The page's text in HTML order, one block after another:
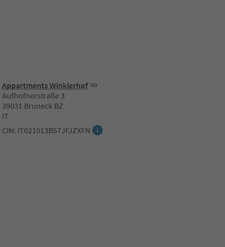
Appartments Winklerhof
Aufhofnerstraße 3
39031 Bruneck BZ
IT
CIN: IT021013B57JFJZXFN